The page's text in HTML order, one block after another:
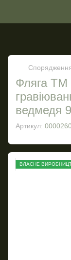
Фляга ТМ
ведмедя
Артикул:
ВЛАСНЕ